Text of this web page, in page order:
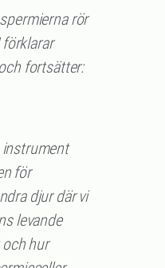
rör
fortsätter:
för
djur där vi
levande
hur